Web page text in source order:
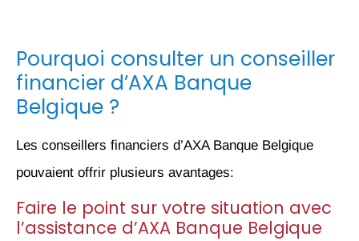
Pourquoi consulter un conseiller
financier d’AXA Banque
Belgique ?
Les conseillers financiers d’AXA Banque Belgique
pouvaient offrir plusieurs avantages:
Faire le point sur votre situation avec
l’assistance d’AXA Banque Belgique